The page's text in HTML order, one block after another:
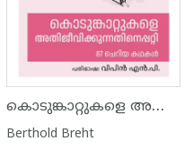
കൊടുങ്കാറ്റുകളെ അതിജീവിക്കുന്നതിനെപ്പറ്റി
Berthold Breht